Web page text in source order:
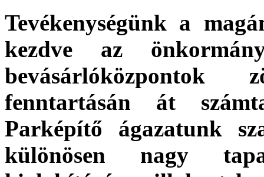
Tevékenységünk a
kezdve az
bevásárlóközpontok
fenntartásán át
Parképítő ágazatunk
különösen nagy